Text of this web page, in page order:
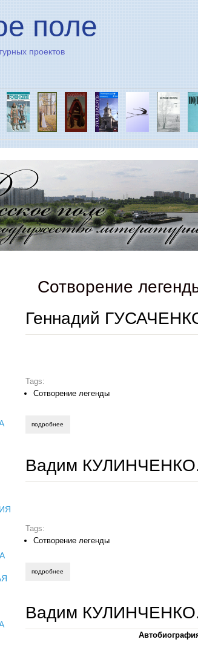
поле
проектов
Сотворение
Геннадий
Tags:
Сотворение легенды
подробнее
Вадим КУЛИНЧЕНКО.
Tags:
Сотворение легенды
подробнее
Вадим КУЛИНЧЕНКО.